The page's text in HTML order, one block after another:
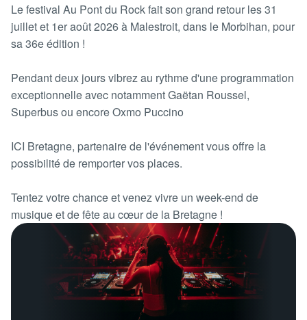
Le festival Au Pont du Rock fait son grand retour les 31
juillet et 1er août 2026 à Malestroit, dans le Morbihan, pour
sa 36e édition !
Pendant deux jours vibrez au rythme d'une programmation
exceptionnelle avec notamment Gaëtan Roussel,
Superbus ou encore Oxmo Puccino
ICI Bretagne, partenaire de l'événement vous offre la
possibilité de remporter vos places.
Tentez votre chance et venez vivre un week-end de
musique et de fête au cœur de la Bretagne !